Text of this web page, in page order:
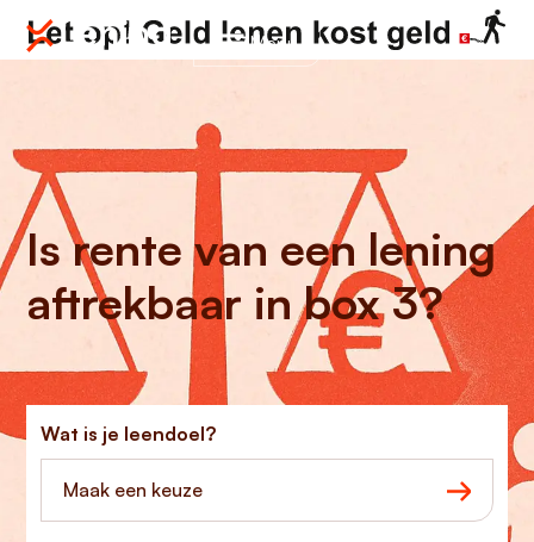
Menu
Is rente van een lening
aftrekbaar in box 3?
Wat is je leendoel?
Maak een keuze